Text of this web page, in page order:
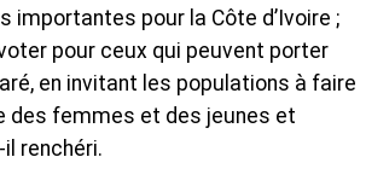
importantes pour la Côte d’Ivoire ;
pour ceux qui peuvent porter
en invitant les populations à faire
des femmes et des jeunes et
renchéri.